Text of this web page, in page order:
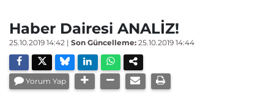
Haber Dairesi ANALİZ!
25.10.2019 14:42 | Son Güncelleme: 25.10.2019 14:44
Yorum Yap